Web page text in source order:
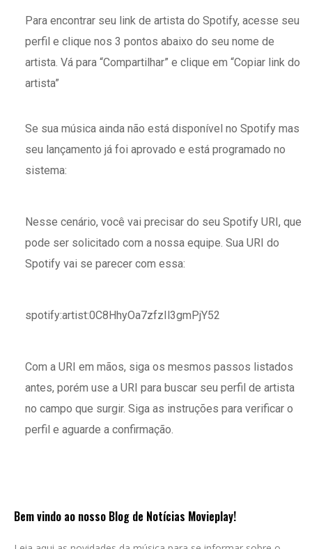
Para encontrar seu link de artista do Spotify, acesse seu
perfil e clique nos 3 pontos abaixo do seu nome de
artista. Vá para “Compartilhar” e clique em “Copiar link do
artista”
Se sua música ainda não está disponível no Spotify mas
seu lançamento já foi aprovado e está programado no
sistema:
Nesse cenário, você vai precisar do seu Spotify URI, que
pode ser solicitado com a nossa equipe. Sua URI do
Spotify vai se parecer com essa:
spotify:artist:0C8HhyOa7zfzIl3gmPjY52
Com a URI em mãos, siga os mesmos passos listados
antes, porém use a URI para buscar seu perfil de artista
no campo que surgir. Siga as instruções para verificar o
perfil e aguarde a confirmação.
Bem vindo ao nosso Blog de Notícias Movieplay!